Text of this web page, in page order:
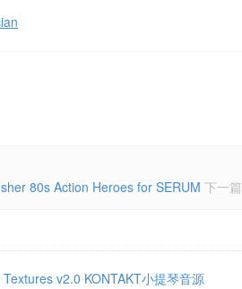
80s Action Heroes for SERUM 下一篇
v2.0 KONTAKT小提琴音源